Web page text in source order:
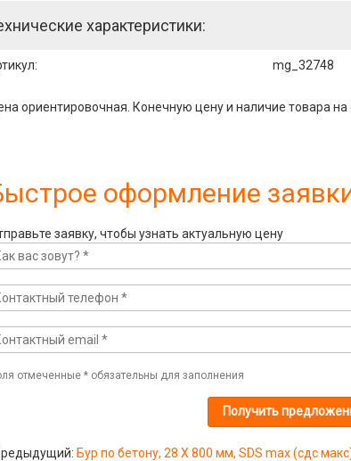
характеристики:
: mg_32748
ориентировочная. Конечную цену и наличие товара
оформление
заявку, чтобы узнать актуальную цену
отмеченные *обязательны для заполнения
Бур по бетону, 28 Х 800 мм, SDS max (сдс